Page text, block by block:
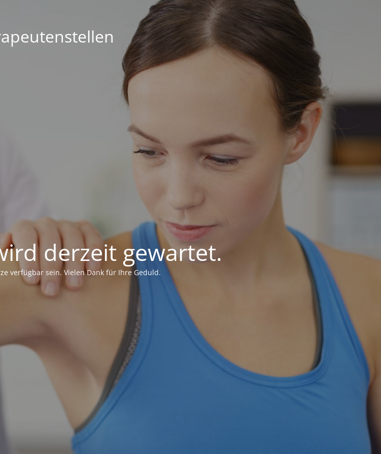
derzeit gewartet.
verfügbar sein. Vielen Dank für Ihre Geduld.